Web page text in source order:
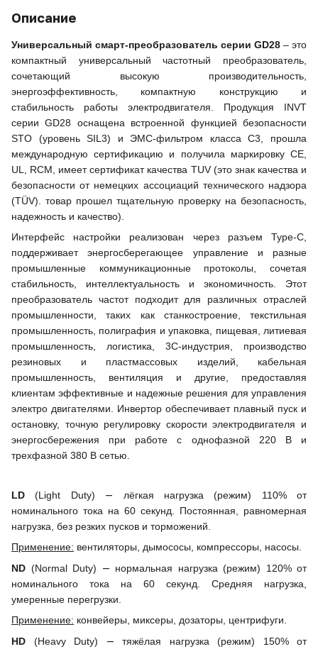
Описание
Универсальный смарт-преобразователь серии GD28 – это
компактный универсальный частотный преобразователь,
сочетающий высокую производительность,
энергоэффективность, компактную конструкцию и
стабильность работы электродвигателя. Продукция INVT
серии GD28 оснащена встроенной функцией безопасности
STO (уровень SIL3) и ЭМС-фильтром класса C3, прошла
международную сертификацию и получила маркировку CE,
UL, RCM, имеет сертификат качества TUV (это знак качества и
безопасности от немецких ассоциаций технического надзора
(TÜV). товар прошел тщательную проверку на безопасность,
надежность и качество).
Интерфейс настройки реализован через разъем Type-C,
поддерживает энергосберегающее управление и разные
промышленные коммуникационные протоколы, сочетая
стабильность, интеллектуальность и экономичность. Этот
преобразователь частот подходит для различных отраслей
промышленности, таких как станкостроение, текстильная
промышленность, полиграфия и упаковка, пищевая, литиевая
промышленность, логистика, 3C-индустрия, производство
резиновых и пластмассовых изделий, кабельная
промышленность, вентиляция и другие, предоставляя
клиентам эффективные и надежные решения для управления
электро двигателями . Инвертор обеспечивает плавный пуск и
остановку, точную регулировку скорости электродвигателя и
энергосбережения при работе с однофазной 220 В и
трехфазной 380 В сетью.
LD (Light Duty) — лёгкая нагрузка (режим) 110% от
номинального тока на 60 секунд. Постоянная, равномерная
нагрузка, без резких пусков и торможений.
Применение: вентиляторы, дымососы, компрессоры, насосы.
ND (Normal Duty) — нормальная нагрузка (режим) 120% от
номинального тока на 60 секунд. Средняя нагрузка,
умеренные перегрузки.
Применение: конвейеры, миксеры, дозаторы, центрифуги.
HD (Heavy Duty) — тяжёлая нагрузка (режим) 150% от